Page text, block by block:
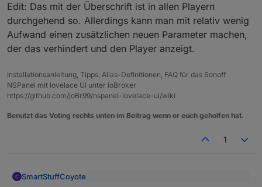
Edit: Das mit der Überschrift ist in allen Playern
durchgehend so. Allerdings kann man mit relativ wenig
Aufwand einen zusätzlichen neuen Parameter machen,
der das verhindert und den Player anzeigt.
Installationsanleitung, Tipps, Alias-Definitionen, FAQ für das Sonoff
NSPanel mit lovelace UI unter ioBroker
https://github.com/joBr99/nspanel-lovelace-ui/wiki
Benutzt das Voting rechts unten im Beitrag wenn er euch geholfen hat.
1
SmartStuffCoyote